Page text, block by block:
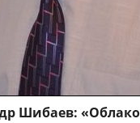
Шибаев: